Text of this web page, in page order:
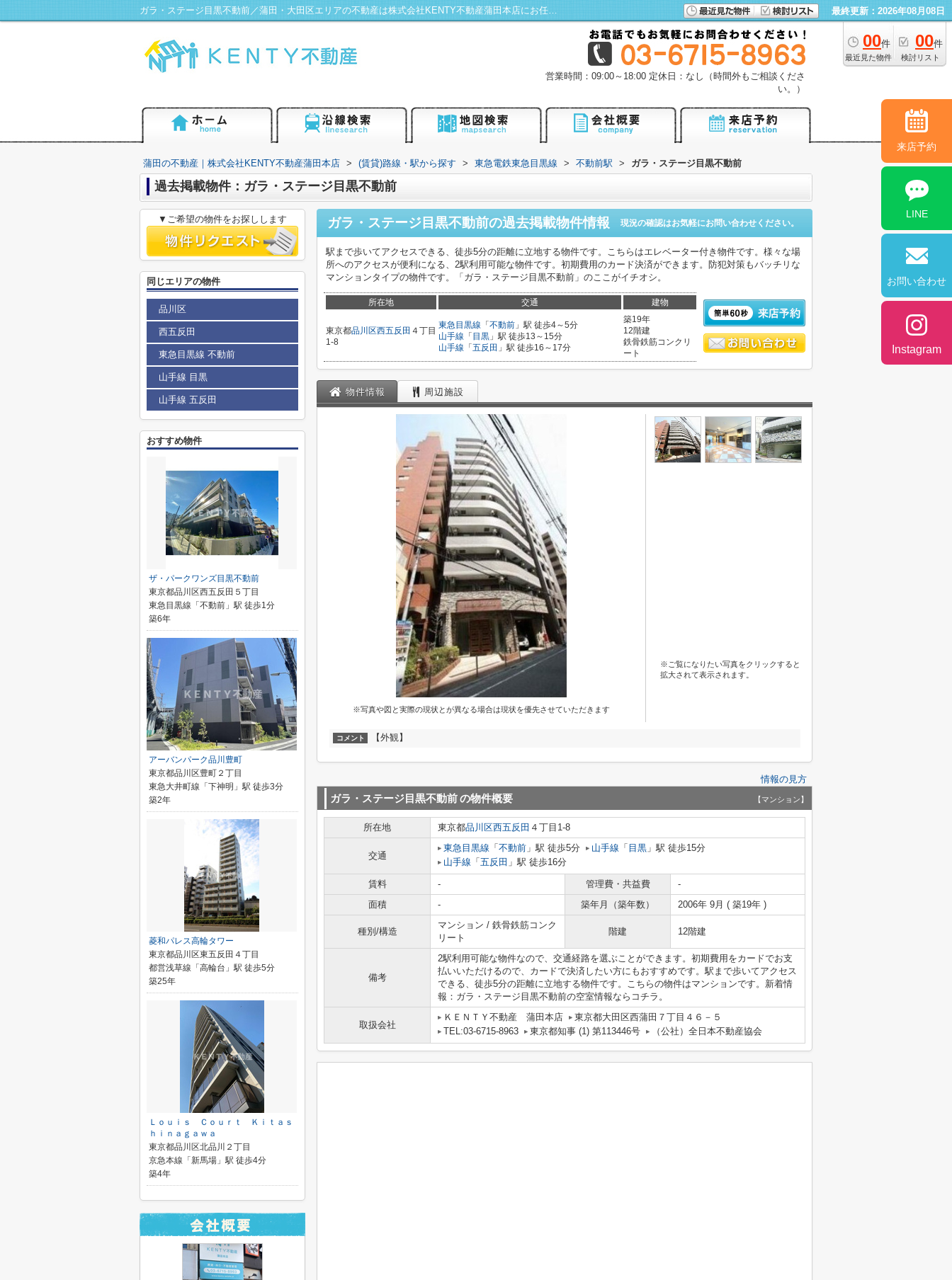
ガラ・ステージ目黒不動前／蒲田・大田区エリアの不動産は株式会社KENTY不動産蒲田本店にお任せ！ 最終更新：2026年08月08日
00件
最近見た物件
00件
検討リスト
営業時間：09:00～18:00 定休日：なし（時間外もご相談くださ
い。）
蒲田の不動産｜株式会社KENTY不動産蒲田本店 > (賃貸)路線・駅から探す > 東急電鉄東急目黒線 > 不動前駅 > ガラ・ステージ目黒不動前
過去掲載物件：ガラ・ステージ目黒不動前
ガラ・ステージ目黒不動前の過去掲載物件情報 現況の確認はお気軽にお問い合わせください。
駅まで歩いてアクセスできる、徒歩5分の距離に立地する物件です。こちらはエレベーター付き物件です。様々な場
所へのアクセスが便利になる、2駅利用可能な物件です。初期費用のカード決済ができます。防犯対策もバッチリな
マンションタイプの物件です。「ガラ・ステージ目黒不動前」のここがイチオシ。
所在地 交通 建物
東京都品川区西五反田 ４丁目
1-8
東急目黒線 「 不動前 」駅 徒歩4～5分
山手線 「 目黒 」駅 徒歩13～15分
山手線 「 五反田 」駅 徒歩16～17分
築19年
12階建
鉄骨鉄筋コンクリ
ート
物件情報 周辺施設
※写真や図と実際の現状とが異なる場合は現状を優先させていただきます
※ご覧になりたい写真をクリックすると
拡大されて表示されます。
コメント 【外観】
情報の見方
ガラ・ステージ目黒不動前の物件概要 【マンション】
所在地 東京都品川区西五反田 ４丁目1-8
交通
東急目黒線 「 不動前 」駅 徒歩5分 山手線 「 目黒 」駅 徒歩15分
山手線 「 五反田 」駅 徒歩16分
賃料 - 管理費・共益費
-
面積
- 築年月（築年数） 2006年 9月 ( 築19年 )
種別/構造
マンション / 鉄骨鉄筋コンク
リート
階建 12階建
備考
2駅利用可能な物件なので、交通経路を選ぶことができます。初期費用をカードでお支
払いいただけるので、カードで決済したい方にもおすすめです。駅まで歩いてアクセス
できる、徒歩5分の距離に立地する物件です。こちらの物件はマンションです。新着情
報：ガラ・ステージ目黒不動前の空室情報ならコチラ。
取扱会社
ＫＥＮＴＹ不動産 蒲田本店
東京都大田区西蒲田７丁目４６－５
TEL:03-6715-8963
東京都知事 (1) 第113446号 （公社）全日本不動産協会
▼ご希望の物件をお探しします
同じエリアの物件
品川区
西五反田
東急目黒線 不動前
山手線 目黒
山手線 五反田
おすすめ物件
ザ・パークワンズ目黒不動前
東京都品川区西五反田５丁目
東急目黒線「不動前」駅 徒歩1分
築6年
アーバンパーク品川豊町
東京都品川区豊町２丁目
東急大井町線「下神明」駅 徒歩3分
築2年
菱和パレス高輪タワー
東京都品川区東五反田４丁目
都営浅草線「高輪台」駅 徒歩5分
築25年
Ｌｏｕｉｓ Ｃｏｕｒｔ Ｋｉｔａｓ
ｈｉｎａｇａｗａ
東京都品川区北品川２丁目
京急本線「新馬場」駅 徒歩4分
築4年
来店予約
LINE
お問い合わせ
Instagram